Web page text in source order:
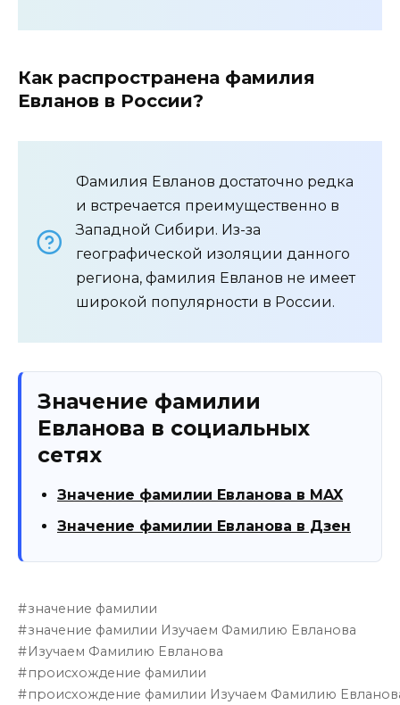
Как распространена фамилия
Евланов в России?
Фамилия Евланов достаточно редка
и встречается преимущественно в
Западной Сибири. Из-за
географической изоляции данного
региона, фамилия Евланов не имеет
широкой популярности в России.
Значение фамилии
Евланова в социальных
сетях
Значение фамилии Евланова в MAX
Значение фамилии Евланова в Дзен
значение фамилии
значение фамилии Изучаем Фамилию Евланова
Изучаем Фамилию Евланова
происхождение фамилии
происхождение фамилии Изучаем Фамилию